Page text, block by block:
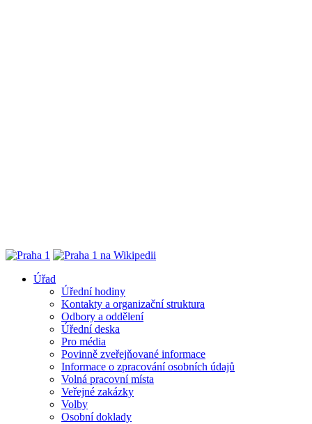
Úřad
Úřední hodiny
Kontakty a organizační struktura
Odbory a oddělení
Úřední deska
Pro média
Povinně zveřejňované informace
Informace o zpracování osobních údajů
Volná pracovní místa
Veřejné zakázky
Volby
Osobní doklady